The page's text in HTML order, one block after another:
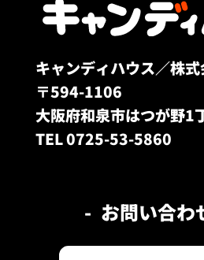
キャンディハウス／株
〒594-1106
大阪府和泉市はつが野1
TEL 0725-53-5860
お問い合わ